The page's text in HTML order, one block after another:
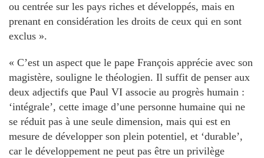
ou centrée sur les pays riches et développés, mais en
prenant en considération les droits de ceux qui en sont
exclus ».
« C’est un aspect que le pape François apprécie avec son
magistère, souligne le théologien. Il suffit de penser aux
deux adjectifs que Paul VI associe au progrès humain :
‘intégrale’, cette image d’une personne humaine qui ne
se réduit pas à une seule dimension, mais qui est en
mesure de développer son plein potentiel, et ‘durable’,
car le développement ne peut pas être un privilège